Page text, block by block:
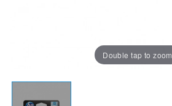
Double tap to zoom